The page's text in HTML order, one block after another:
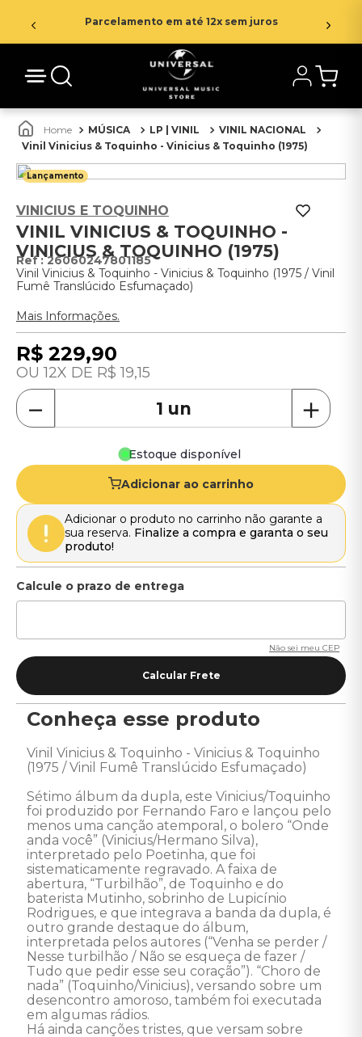
Parcelamento em até 12x sem juros
MÚSICA LP | VINIL
VINIL NACIONAL
Vinil Vinicius & Toquinho - Vinicius & Toquinho (1975)
Lançamento
VINICIUS E TOQUINHO
VINIL VINICIUS & TOQUINHO -
VINICIUS & TOQUINHO (1975)
:26060247801185
Vinil Vinicius & Toquinho - Vinicius & Toquinho (1975 / Vinil
Fumê Translúcido Esfumaçado)
Mais Informações.
R$ 229,90
12 R$ 19,15
＋
－
Estoque disponível
Adicionar ao carrinho
Adicionar o produto no carrinho não garante a
sua reserva. Finalize a compra e garanta o seu
produto!
Não sei meu CEP
Conheça esse produto
Vinil Vinicius & Toquinho - Vinicius & Toquinho
(1975 / Vinil Fumê Translúcido Esfumaçado)
Sétimo álbum da dupla, este Vinicius/Toquinho
foi produzido por Fernando Faro e lançou pelo
menos uma canção atemporal, o bolero “Onde
anda você” (Vinicius/Hermano Silva),
interpretado pelo Poetinha, que foi
sistematicamente regravado. A faixa de
abertura, “Turbilhão”, de Toquinho e do
baterista Mutinho, sobrinho de Lupicínio
Rodrigues, e que integrava a banda da dupla, é
outro grande destaque do álbum,
interpretada pelos autores (“Venha se perder /
Nesse turbilhão / Não se esqueça de fazer /
Tudo que pedir esse seu coração”). “Choro de
nada” (Toquinho/Vinicius), versando sobre um
desencontro amoroso, também foi executada
em algumas rádios.
Há ainda canções tristes, que versam sobre